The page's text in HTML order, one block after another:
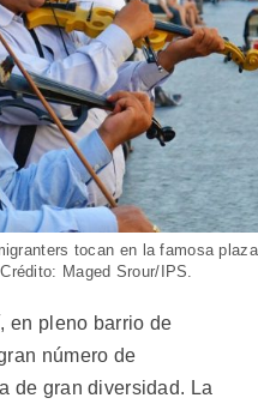
tocan en la famosa plaza
Maged Srour/IPS.
en pleno barrio de
número de
de gran diversidad. La